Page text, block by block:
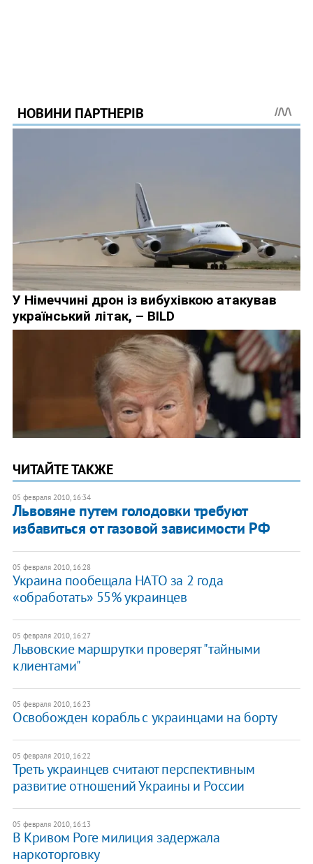
ЧИТАЙТЕ ТАКЖЕ
05 февраля 2010, 16:34
Львовяне путем голодовки требуют
избавиться от газовой зависимости РФ
05 февраля 2010, 16:28
Украина пообещала НАТО за 2 года
«обработать» 55% украинцев
05 февраля 2010, 16:27
Львовские маршрутки проверят "тайными
клиентами"
05 февраля 2010, 16:23
Освобожден корабль с украинцами на борту
05 февраля 2010, 16:22
Треть украинцев считают перспективным
развитие отношений Украины и России
05 февраля 2010, 16:13
В Кривом Роге милиция задержала
наркоторговку